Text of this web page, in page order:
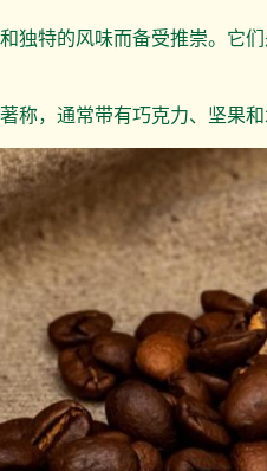
独特的风味而备受推崇。它
称，通常带有巧克力、坚果